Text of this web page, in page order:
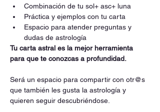
Combinación de tu sol+ asc+ luna
Práctica y ejemplos con tu carta
Espacio para atender preguntas y
dudas de astrología
Tu carta astral es la mejor herramienta
para que te conozcas a profundidad.
Será un espacio para compartir con otr@s
que también les gusta la astrología y
quieren seguir descubriéndose.